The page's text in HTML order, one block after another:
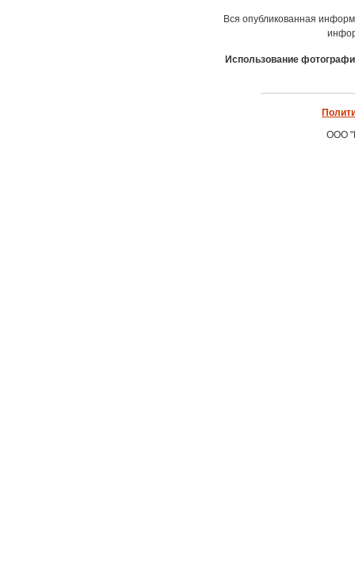
Вся опубликованная
Использование
ООО